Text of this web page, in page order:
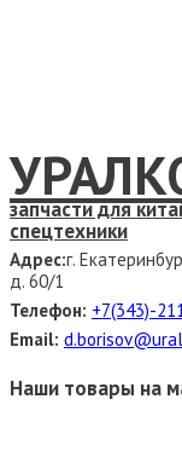
запчасти для
спецтехники
Адрес:г.
д. 60/1
Телефон: +7(343)-
Email:
Наши товары на